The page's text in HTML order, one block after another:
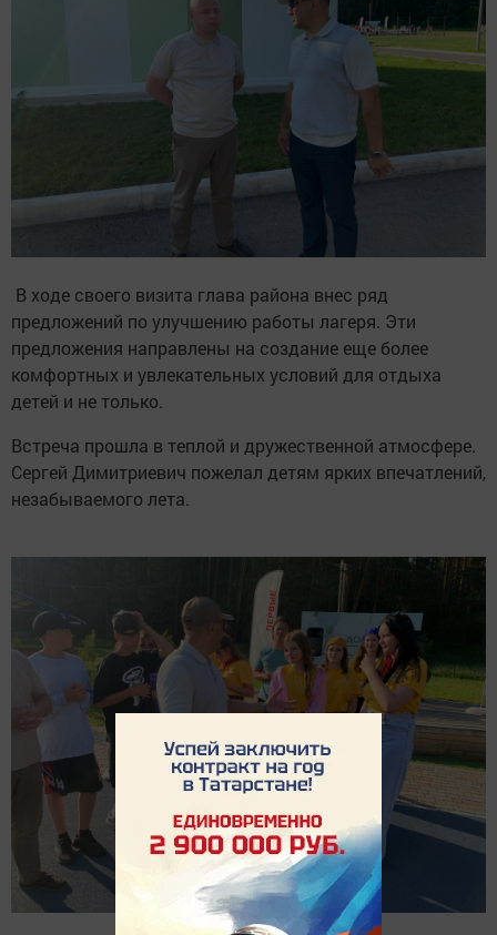
В ходе своего визита глава района внес ряд
предложений по улучшению работы лагеря. Эти
предложения направлены на создание еще более
комфортных и увлекательных условий для отдыха
детей и не только.
Встреча прошла в теплой и дружественной атмосфере.
Сергей Димитриевич пожелал детям ярких впечатлений,
незабываемого лета.